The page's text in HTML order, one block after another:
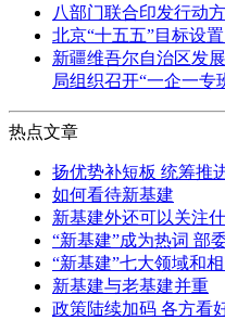
八部门联合印发行动
北京“十五五”目标设
新疆维吾尔自治区发
局组织召开“一企一专
热点文章
扬优势补短板 统筹推
如何看待新基建
新基建外还可以关注
“新基建”成为热词 部
“新基建”七大领域和
新基建与老基建并重
政策陆续加码 各方看